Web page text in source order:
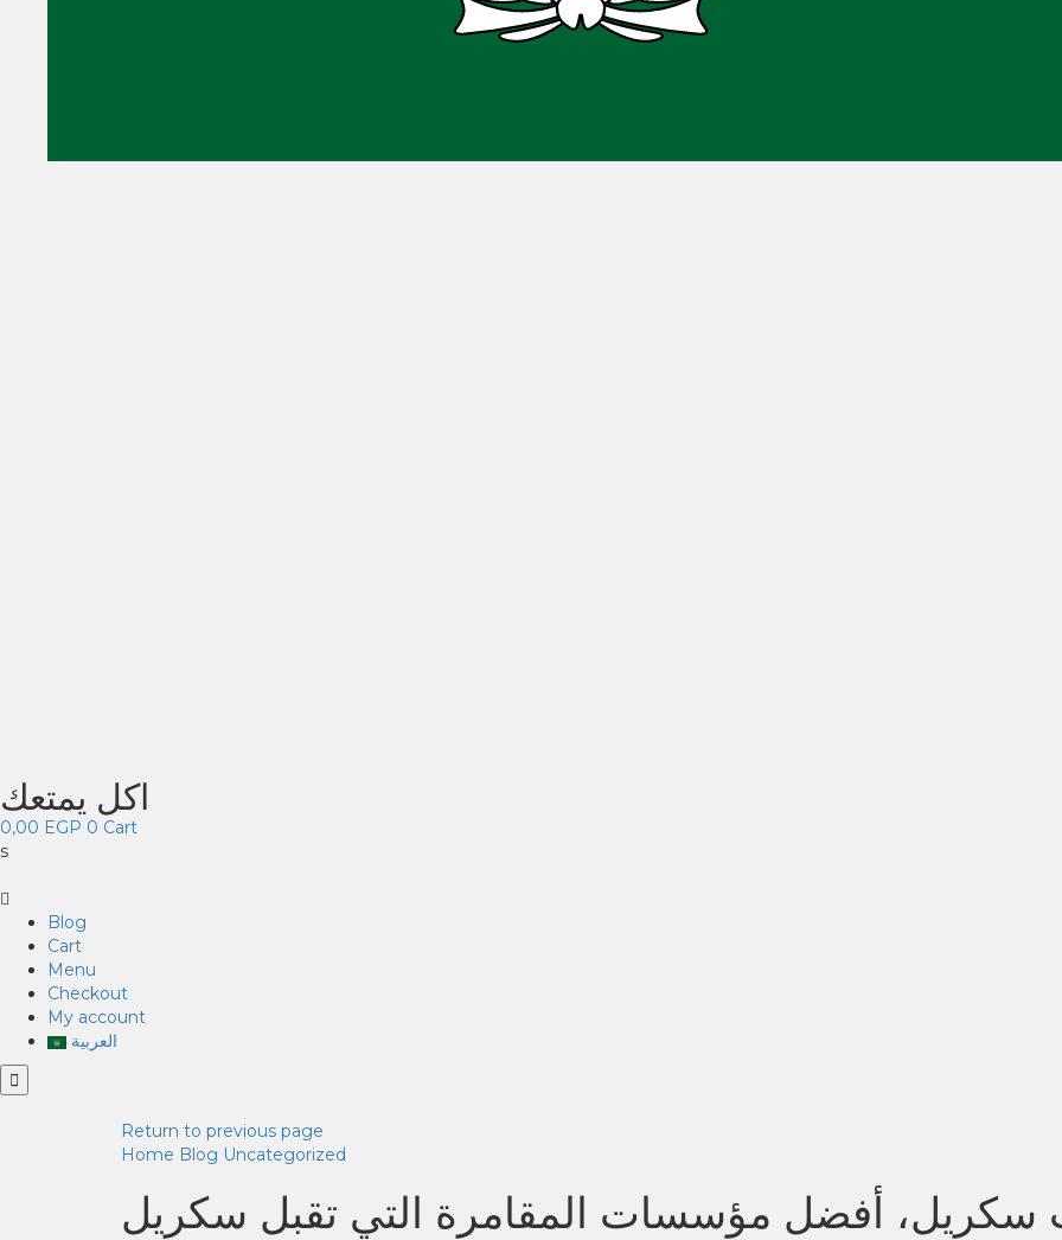
اكل يمتعك
0,00 EGP 0 Cart
s
Blog
Cart
Menu
Checkout
My account
العربية
Return to previous page
Home Blog Uncategorized
سكريل، أفضل مؤسسات المقامرة التي تقبل سكريل